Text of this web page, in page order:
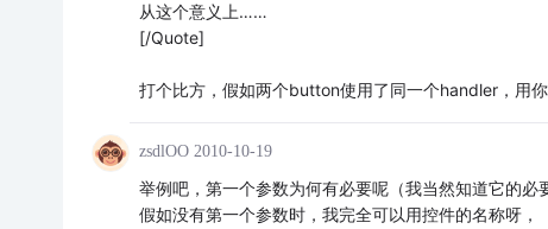
从这个意义上……
[/Quote]
打个比方，假如两个button使用了同一个handler，用
zsdlOO 2010-10-19
举例吧，第一个参数为何有必要呢（我当然知道它的必
假如没有第一个参数时，我完全可以用控件的名称呀，